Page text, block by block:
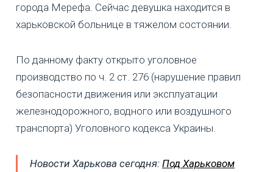
города Мерефа. Сейчас девушка находится в
харьковской больнице в тяжелом состоянии.
По данному факту открыто уголовное
производство по ч. 2 ст. 276 (нарушение правил
безопасности движения или эксплуатации
железнодорожного, водного или воздушного
транспорта) Уголовного кодекса Украины.
Новости Харькова сегодня: Под Харьковом